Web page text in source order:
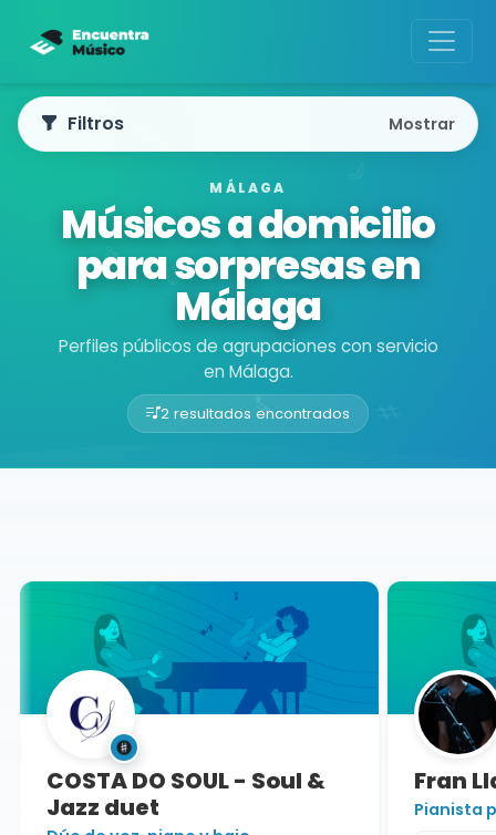
MÁLAGA
Músicos a domicilio
para sorpresas en
Málaga
Perfiles públicos de agrupaciones con servicio
en Málaga.
2 resultados encontrados
Buscador de músicos
Filtros Mostrar
COSTA DO SOUL - Soul &
Jazz duet
Fran
Pianista